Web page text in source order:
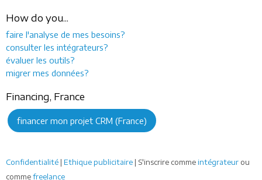
How do you...
faire l'analyse de mes besoins?
consulter les intégrateurs?
évaluer les outils?
migrer mes données?
Financing, France
financer mon projet CRM (France)
Confidentialité | Ethique publicitaire | S'inscrire comme intégrateur ou
comme freelance